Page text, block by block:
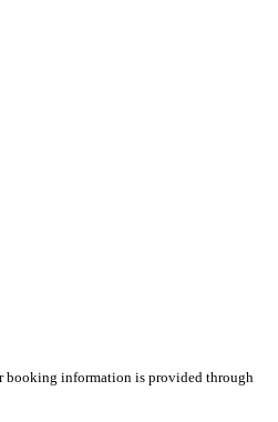
booking information is provided through